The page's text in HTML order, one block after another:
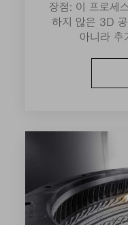
장점: 이 프로세
하지 않은 3D
아니라 추